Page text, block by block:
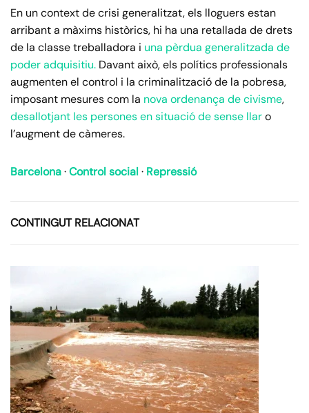
En un context de crisi generalitzat, els lloguers estan
arribant a màxims històrics, hi ha una retallada de drets
de la classe treballadora i una pèrdua generalitzada de
poder adquisitiu. Davant això, els polítics professionals
augmenten el control i la criminalització de la pobresa,
imposant mesures com la nova ordenança de civisme,
desallotjant les persones en situació de sense llaro
l’augment de càmeres.
Barcelona·Control social· Repressió
CONTINGUT RELACIONAT